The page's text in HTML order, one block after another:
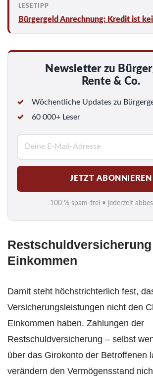
Bürgergeld Anrechnung: Kredit ist
Newsletter zu
Rente & Co.
Wöchentliche Updates zu
60 000+ Leser
M
a
i
l
*
JETZT ABONNIEREN
100 % spam-frei • jederzeit
Einkommen
Damit steht höchstrichterlich fest,
Versicherungsleistungen nicht den
Einkommen haben. Zahlungen der
Restschuldversicherung – selbst
über das Girokonto der Betroffenen
verändern den Vermögensstand